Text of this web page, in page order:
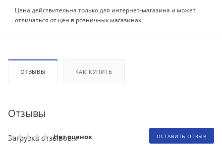
Цена действительна только для интернет-магазина и может
отличаться от цен в розничных магазинах
ОТЗЫВЫ КАК КУПИТЬ
Отзывы
Нет оценок ОСТАВИТЬ ОТЗЫВ
Загрузка отзывов...